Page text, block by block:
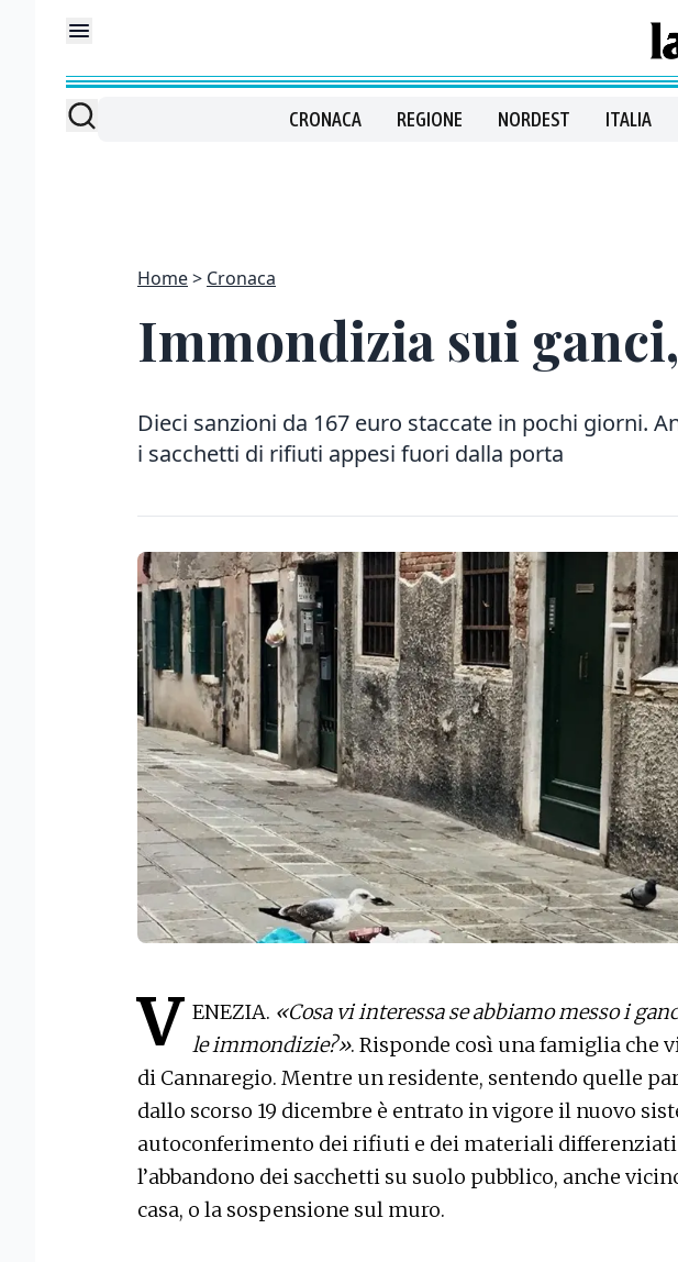
CRONACA REGIONE NORDEST ITALIA
Home Cronaca
Immondizia sui
Dieci sanzioni da 167 euro staccate in pochi giorni.
i sacchetti di rifiuti appesi fuori dalla porta
V ENEZIA. «Cosa vi interessa se abbiamo messo i
le immondizie?». Risponde così una famiglia che
di Cannaregio. Mentre un residente, sentendo quelle
dallo scorso 19 dicembre è entrato in vigore il nuovo
autoconferimento dei rifiuti e dei materiali differenziati
l’abbandono dei sacchetti su suolo pubblico, anche
casa, o la sospensione sul muro.